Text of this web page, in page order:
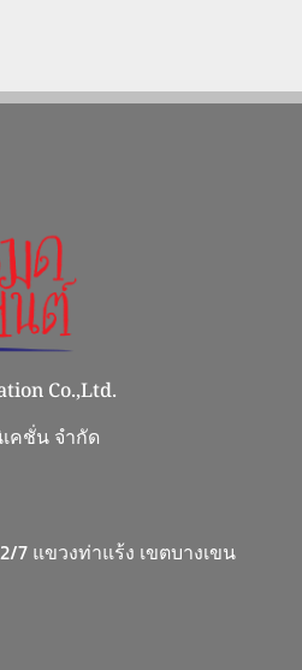
Co.,Ltd.
คชั่น จำกัด
7 แขวงท่าแร้ง เขตบางเขน